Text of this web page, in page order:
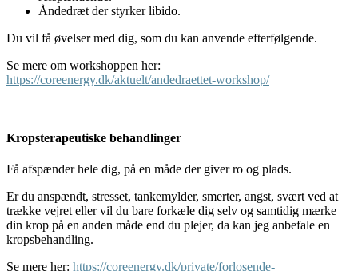
Åndedræt der styrker libido.
Du vil få øvelser med dig, som du kan anvende efterfølgende.
Se mere om workshoppen her:
https://coreenergy.dk/aktuelt/andedraettet-workshop/
Kropsterapeutiske behandlinger
Få afspænder hele dig, på en måde der giver ro og plads.
Er du anspændt, stresset, tankemylder, smerter, angst, svært ved at
trække vejret eller vil du bare forkæle dig selv og samtidig mærke
din krop på en anden måde end du plejer, da kan jeg anbefale en
kropsbehandling.
Se mere her: https://coreenergy.dk/private/forlosende-